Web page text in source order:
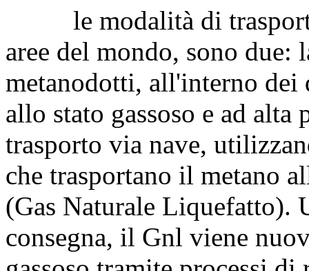
le modalità di trasporto
aree del mondo, sono due:
metanodotti, all'interno dei
allo stato gassoso e ad alta
trasporto via nave,
che trasportano il metano
(Gas Naturale
consegna, il Gnl viene